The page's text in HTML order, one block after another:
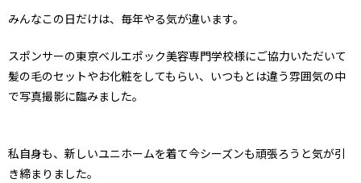
みんなこの日だけは、毎年やる気が違います。
スポンサーの東京ベルエポック美容専門学校様にご協力いただいて
髪の毛のセットやお化粧をしてもらい、いつもとは違う雰囲気の中
で写真撮影に臨みました。
私自身も、新しいユニホームを着て今シーズンも頑張ろうと気が引
き締まりました。